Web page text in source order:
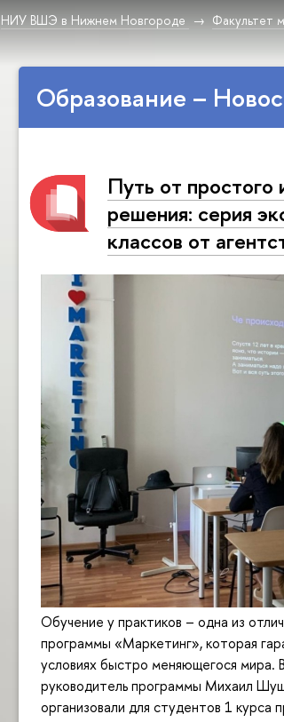
НИУ ВШЭ в Нижнем Новгороде Факультет
Образование –
Путь от простого
решения: серия
классов от
Обучение у практиков – одна из
программы «Маркетинг», которая
условиях быстро меняющегося мира.
руководитель программы Михаил
организовали для студентов 1